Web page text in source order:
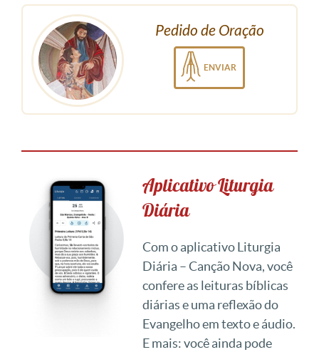
Pedido de Oração
ENVIAR
Aplicativo Liturgia
Diária
Com o aplicativo Liturgia
Diária – Canção Nova, você
confere as leituras bíblicas
diárias e uma reflexão do
Evangelho em texto e áudio.
E mais: você ainda pode